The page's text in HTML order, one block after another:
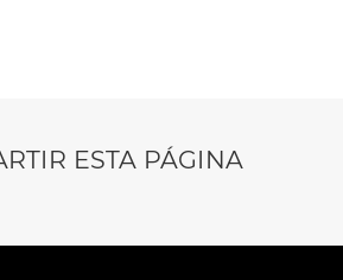
ESTA PÁGINA